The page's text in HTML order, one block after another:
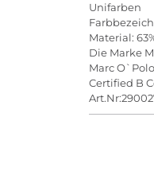
Unifarben
Material:
Die Marke
Marc
Certified B